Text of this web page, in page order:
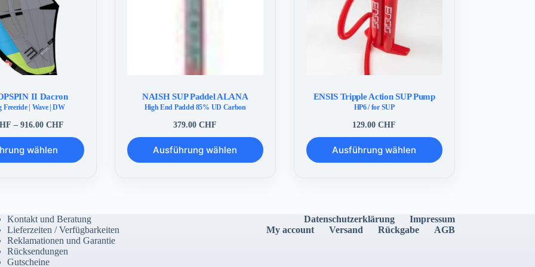
II Dacron
Freeride | Wave | DW
–916.00CHF
916.00 CHF
wählen
NAISH SUP Paddel ALANA
High End Paddel 85% UD Carbon
379.00CHF
Ausführung wählen
Dieses
Produkt
weist
ENSIS Tripple Action SUP Pump
HP6 / for SUP
129.00CHF
Ausführung wählen
Dieses
Produkt
weist
Optionen
können
Kontakt und Beratung
Lieferzeiten / Verfügbarkeiten
Reklamationen und Garantie
Rücksendungen
Gutscheine
Datenschutzerklärung
Impressum
My account
Versand Rückgabe AGB